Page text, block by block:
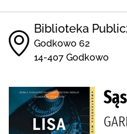
Biblioteka
Godkowo 62
14-407 Godkowo